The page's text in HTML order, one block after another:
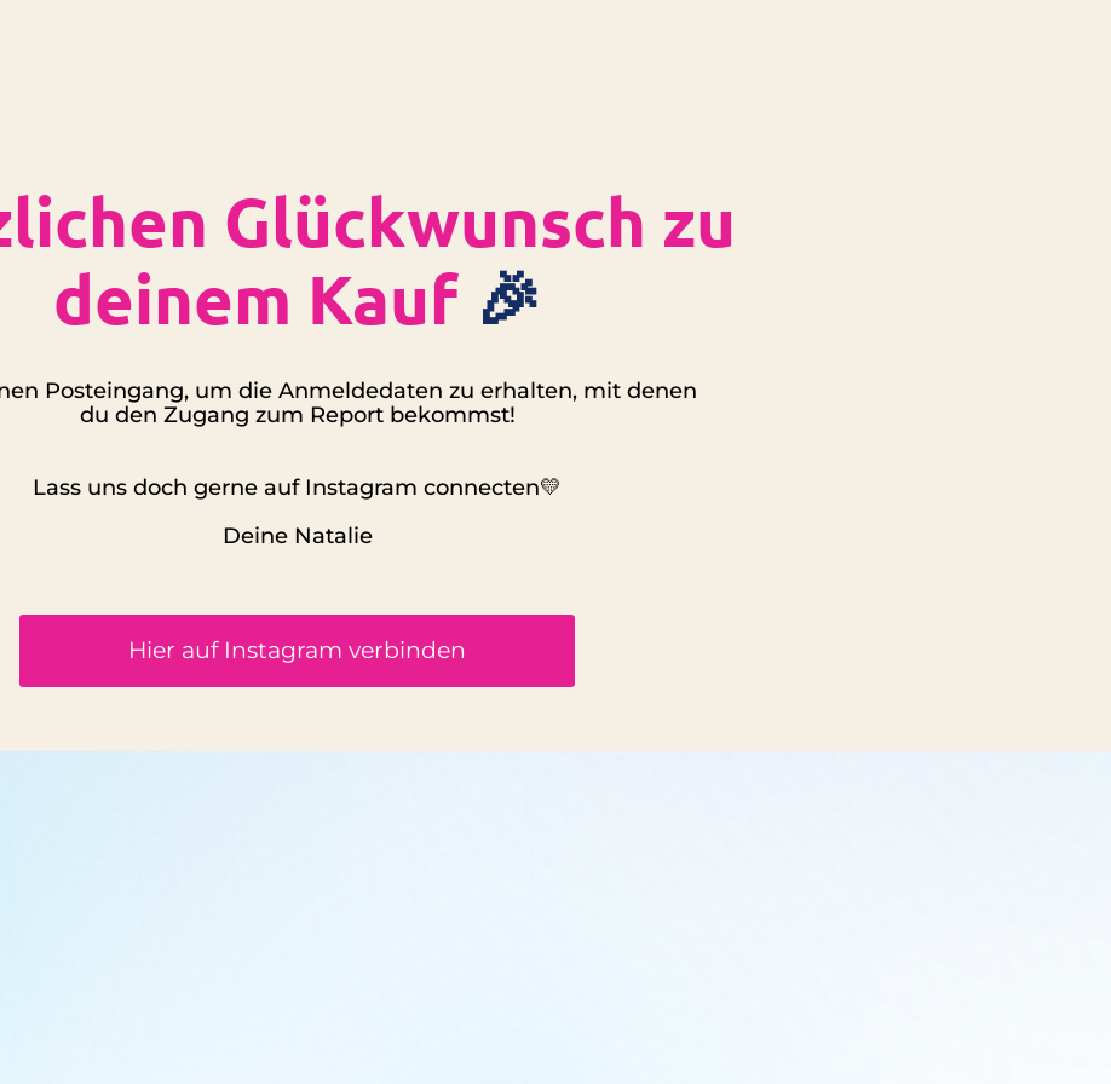
Glückwunsch zu
deinem Kauf🎉
Posteingang, um die Anmeldedaten zu erhalten, mit denen
du den Zugang zum Report bekommst!
Lass uns doch gerne auf Instagram connecten💛
Deine Natalie
Hier auf Instagram verbinden